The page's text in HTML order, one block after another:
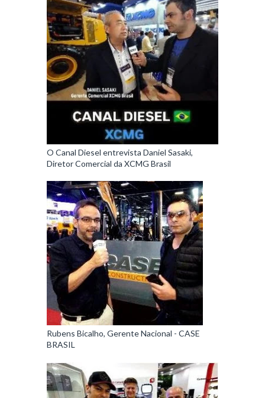
O Canal Diesel entrevista Daniel Sasaki,
Diretor Comercial da XCMG Brasil
Rubens Bicalho, Gerente Nacional - CASE
BRASIL